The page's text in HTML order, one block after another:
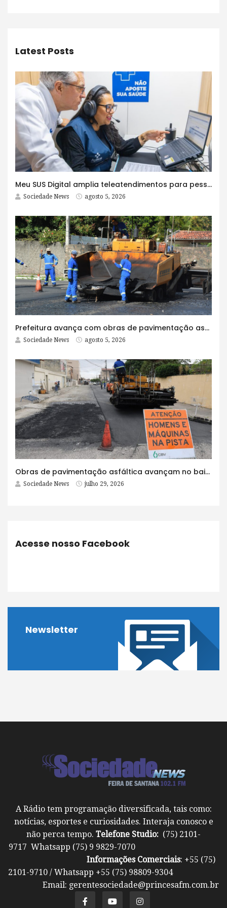
Latest Posts
Meu SUS Digital amplia teleatendimentos para pessoas com problemas com jogos e apostas
Sociedade News agosto 5, 2026
Prefeitura avança com obras de pavimentação asfáltica na Rua Lopes Rodrigues
Sociedade News agosto 5, 2026
Obras de pavimentação asfáltica avançam no bairro Brasília e chegam a mais quatro ruas
Sociedade News julho 29, 2026
Acesse nosso Facebook
Newsletter
A Rádio tem programação diversificada, tais como:
notícias, esportes e curiosidades. Interaja conosco e
não perca tempo. Telefone Studio: (75) 2101-
9717 Whatsapp (75) 9 9829-7070
Informações Comerciais: +55 (75)
2101-9710 / Whatsapp +55 (75) 98809-9304
Email: gerentesociedade@princesafm.com.br